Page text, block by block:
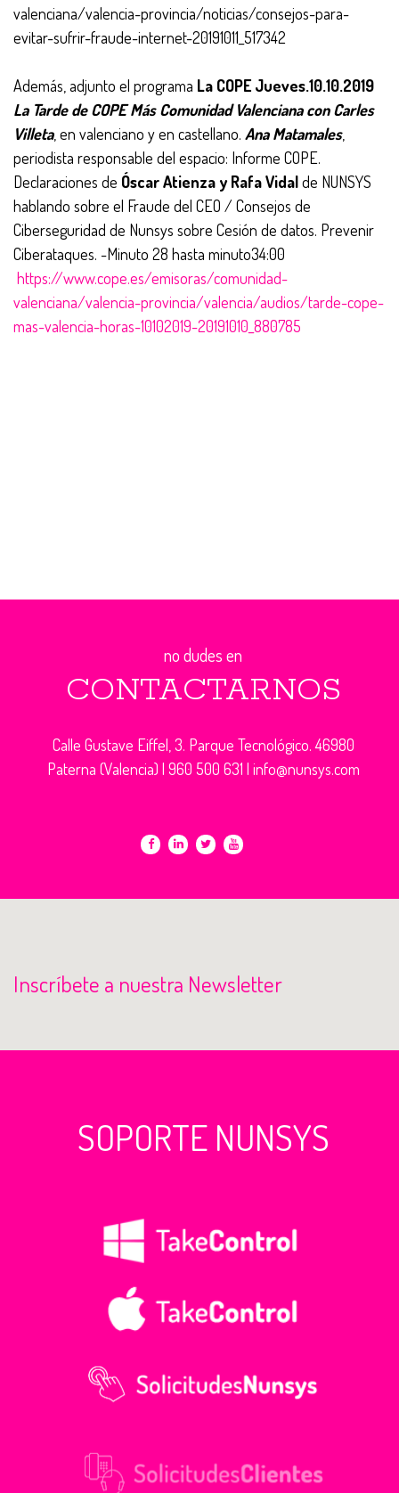
valenciana/valencia-provincia/noticias/consejos-para-
evitar-sufrir-fraude-internet-20191011_517342
Además, adjunto el programa La COPE Jueves.10.10.2019
La Tarde de COPE Más Comunidad Valenciana con Carles
Villeta, en valenciano y en castellano. Ana Matamales,
periodista responsable del espacio: Informe COPE.
Declaraciones de Óscar Atienza y Rafa Vidalde NUNSYS
hablando sobre el Fraude del CEO / Consejos de
Ciberseguridad de Nunsys sobre Cesión de datos. Prevenir
Ciberataques. -Minuto 28 hasta minuto34:00
https://www.cope.es/emisoras/comunidad-
valenciana/valencia-provincia/valencia/audios/tarde-cope-
mas-valencia-horas-10102019-20191010_880785
no dudes en
CONTACTARNOS
Calle Gustave Eiffel, 3. Parque Tecnológico. 46980
Paterna (Valencia) | 960 500 631 | info@nunsys.com
Inscríbete a nuestra Newsletter
SOPORTE NUNSYS